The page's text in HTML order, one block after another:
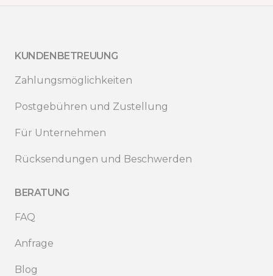
KUNDENBETREUUNG
Zahlungsmöglichkeiten
Postgebühren und Zustellung
Für Unternehmen
Rücksendungen und Beschwerden
BERATUNG
FAQ
Anfrage
Blog